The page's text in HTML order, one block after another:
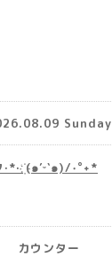
Sunday
҉(๑′ᵕ‵๑)/‧˚︎˖*
カウンター